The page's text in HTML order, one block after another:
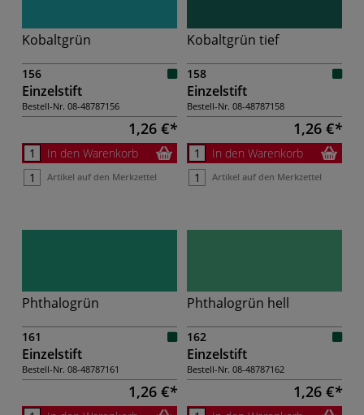
Kobaltgrün
156
Einzelstift
Bestell-Nr. 08-48787156
1,26 €
In den Warenkorb
Artikel auf den Merkzettel
Kobaltgrün tief
158
Einzelstift
Bestell-Nr. 08-48787158
1,26 €
In den Warenkorb
Artikel auf den Merkzettel
Phthalogrün
161
Einzelstift
Bestell-Nr. 08-48787161
1,26 €
Phthalogrün hell
162
Einzelstift
Bestell-Nr. 08-48787162
1,26 €